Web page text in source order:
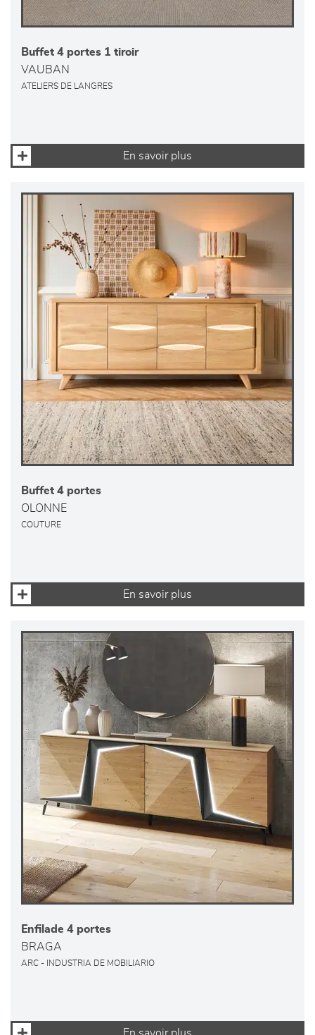
Buffet 4 portes 1 tiroir
VAUBAN
ATELIERS DE LANGRES
En savoir plus
Buffet 4 portes
OLONNE
COUTURE
En savoir plus
Enfilade 4 portes
BRAGA
ARC - INDUSTRIA DE MOBILIARIO